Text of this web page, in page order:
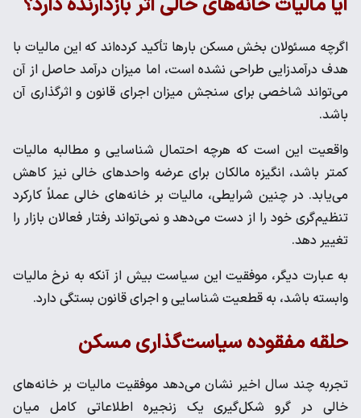
اگرچه مسئولان بخش مسکن بارها تأکید کرده‌اند که این مالیات با
هدف درآمدزایی طراحی نشده است، اما میزان درآمد حاصل از آن
می‌تواند شاخصی برای سنجش میزان اجرای قانون و اثرگذاری آن
باشد.
واقعیت این است که هرچه احتمال شناسایی و مطالبه مالیات
کمتر باشد، انگیزه مالکان برای عرضه واحدهای خالی نیز کاهش
می‌یابد. در چنین شرایطی، مالیات بر خانه‌های خالی عملاً کارکرد
تنظیم‌گری خود را از دست می‌دهد و نمی‌تواند رفتار فعالان بازار را
تغییر دهد.
به عبارت دیگر، موفقیت این سیاست بیش از آنکه به نرخ مالیات
وابسته باشد، به قطعیت شناسایی و اجرای قانون بستگی دارد.
حلقه مفقوده سیاست‌گذاری مسکن
تجربه چند سال اخیر نشان می‌دهد موفقیت مالیات بر خانه‌های
خالی در گرو شکل‌گیری یک زنجیره اطلاعاتی کامل میان